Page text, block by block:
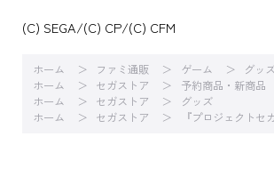
(C) SEGA/(C) CP/(C) CFM
ホーム ファミ通販 ゲーム
グッ
ホーム
セガストア
予約商品・新商品
ホーム
セガストア
グッズ
ホーム
セガストア 『プロジェクトセ